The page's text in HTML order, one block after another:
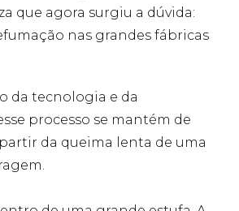
que agora surgiu a dúvida:
nas grandes fábricas
da tecnologia e da
processo se mantém de
da queima lenta de uma